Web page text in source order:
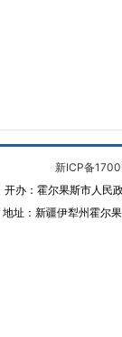
新ICP备
开办：霍尔果斯市人民
地址：新疆伊犁州霍